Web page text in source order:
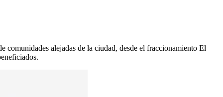
alejadas de la ciudad, desde el fraccionamiento El